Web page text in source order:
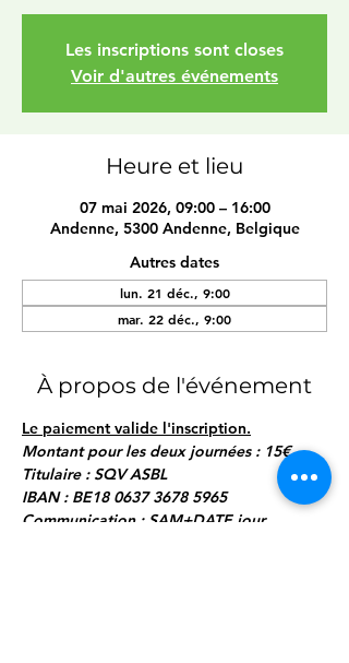
Les inscriptions sont closes
Voir d'autres événements
Heure et lieu
07 mai 2026, 09:00 – 16:00
Andenne, 5300 Andenne, Belgique
Autres dates
lun. 21 déc., 9:00
mar. 22 déc., 9:00
À propos de l'événement
Le paiement valide l'inscription.
Montant pour les deux journées : 15€
Titulaire : SQV ASBL
IBAN : BE18 0637 3678 5965
Communication : SAM+DATE jour